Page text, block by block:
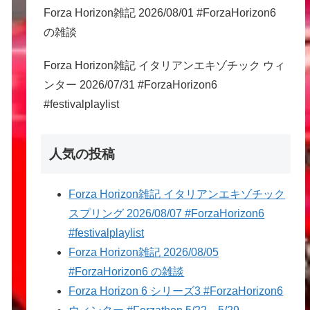
Forza Horizon雑記 2026/08/01 #ForzaHorizon6
の雑談
Forza Horizon雑記 イタリアンエキゾチック ウィ
ンター 2026/07/31 #ForzaHorizon6
#festivalplaylist
人気の投稿
Forza Horizon雑記 イタリアンエキゾチック
スプリング 2026/08/07 #ForzaHorizon6
#festivalplaylist
Forza Horizon雑記 2026/08/05
#ForzaHorizon6 の雑談
Forza Horizon 6 シリーズ3 #ForzaHorizon6